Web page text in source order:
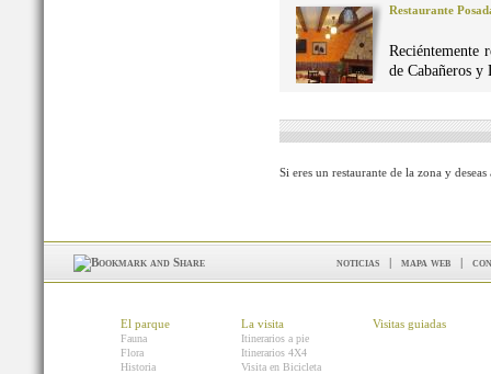
Restaurante
Reciéntemente
de Cabañeros y
Si eres un restaurante de la zona y
noticias | mapa web |
El parque
Fauna
Flora
Historia
La visita
Itinerarios a pie
Itinerarios 4X4
Visita en Bicicleta
Visitas guiadas